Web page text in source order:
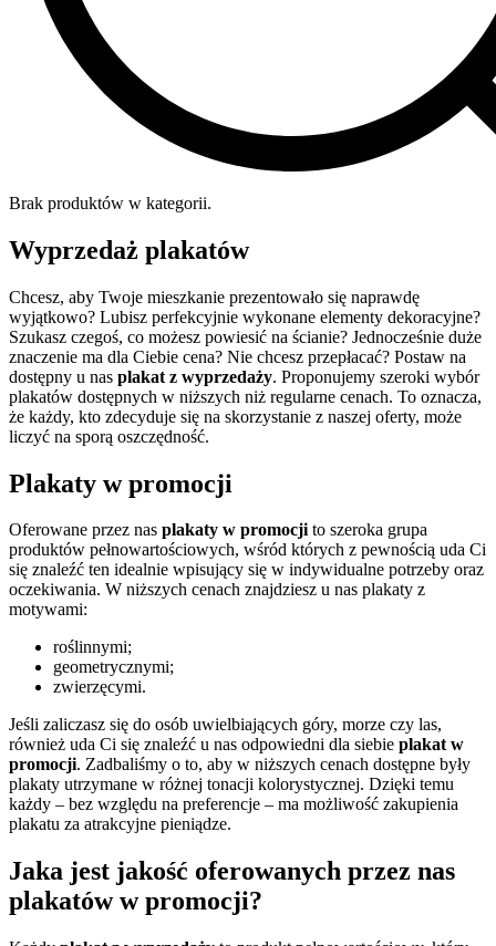
Brak produktów w kategorii.
Wyprzedaż plakatów
Chcesz, aby Twoje mieszkanie prezentowało się naprawdę
wyjątkowo? Lubisz perfekcyjnie wykonane elementy dekoracyjne?
Szukasz czegoś, co możesz powiesić na ścianie? Jednocześnie duże
znaczenie ma dla Ciebie cena? Nie chcesz przepłacać? Postaw na
dostępny u nas plakat z wyprzedaży. Proponujemy szeroki wybór
plakatów dostępnych w niższych niż regularne cenach. To oznacza,
że każdy, kto zdecyduje się na skorzystanie z naszej oferty, może
liczyć na sporą oszczędność.
Plakaty w promocji
Oferowane przez nas plakaty w promocjito szeroka grupa
produktów pełnowartościowych, wśród których z pewnością uda Ci
się znaleźć ten idealnie wpisujący się w indywidualne potrzeby oraz
oczekiwania. W niższych cenach znajdziesz u nas plakaty z
motywami:
roślinnymi;
geometrycznymi;
zwierzęcymi.
Jeśli zaliczasz się do osób uwielbiających góry, morze czy las,
również uda Ci się znaleźć u nas odpowiedni dla siebie plakat w
promocji. Zadbaliśmy o to, aby w niższych cenach dostępne były
plakaty utrzymane w różnej tonacji kolorystycznej. Dzięki temu
każdy – bez względu na preferencje – ma możliwość zakupienia
plakatu za atrakcyjne pieniądze.
Jaka jest jakość oferowanych przez nas
plakatów w promocji?